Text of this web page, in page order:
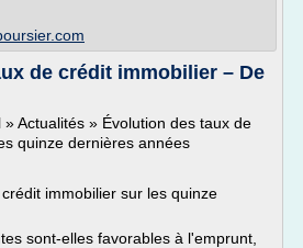
de crédit immobilier – De
» Actualités » Évolution des taux de
quinze dernières années
immobilier sur les quinze
sont-elles favorables à l'emprunt,